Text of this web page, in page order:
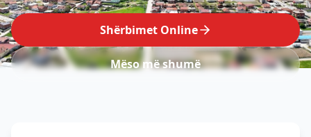
Shërbimet Online
Mëso më shumë